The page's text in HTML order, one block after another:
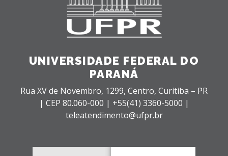
UNIVERSIDADE FEDERAL DO
PARANÁ
Rua XV de Novembro, 1299, Centro, Curitiba – PR
| CEP 80.060-000 | +55(41) 3360-5000 |
teleatendimento@ufpr.br